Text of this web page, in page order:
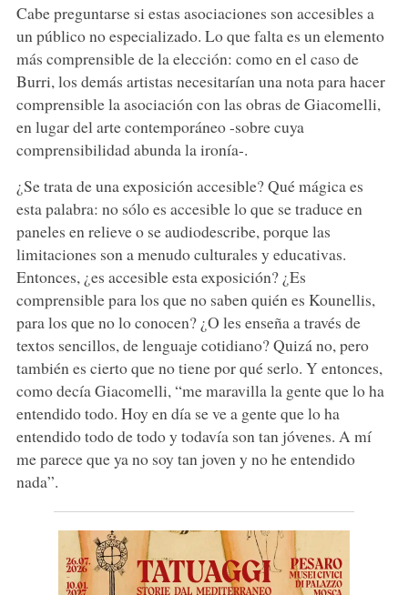
Cabe preguntarse si estas asociaciones son accesibles a
un público no especializado. Lo que falta es un elemento
más comprensible de la elección: como en el caso de
Burri, los demás artistas necesitarían una nota para hacer
comprensible la asociación con las obras de Giacomelli,
en lugar del arte contemporáneo -sobre cuya
comprensibilidad abunda la ironía-.
¿Se trata de una exposición accesible? Qué mágica es
esta palabra: no sólo es accesible lo que se traduce en
paneles en relieve o se audiodescribe, porque las
limitaciones son a menudo culturales y educativas.
Entonces, ¿es accesible esta exposición? ¿Es
comprensible para los que no saben quién es Kounellis,
para los que no lo conocen? ¿O les enseña a través de
textos sencillos, de lenguaje cotidiano? Quizá no, pero
también es cierto que no tiene por qué serlo. Y entonces,
como decía Giacomelli, “me maravilla la gente que lo ha
entendido todo. Hoy en día se ve a gente que lo ha
entendido todo de todo y todavía son tan jóvenes. A mí
me parece que ya no soy tan joven y no he entendido
nada”.